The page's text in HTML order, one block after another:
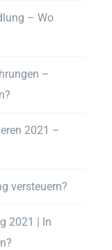
– Wo
–
2021 –
versteuern?
2021 | In